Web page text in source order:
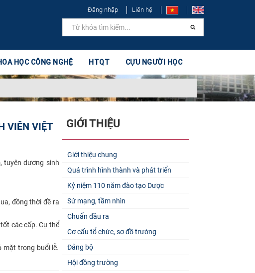
Đăng nhập Liên hệ
HỌC CÔNG NGHỆ HTQT CỰU NGƯỜI HỌC
VIÊN VIỆT
tuyên dương sinh
đồng thời đề ra
các cấp. Cụ thể
mặt trong buổi lễ.
GIỚI THIỆU
Giới thiệu chung
Quá trình hình thành và phát triển
Kỷ niệm 110 năm đào tạo Dược
Sứ mạng, tầm nhìn
Chuẩn đầu ra
Cơ cấu tổ chức, sơ đồ trường
Đảng bộ
Hội đồng trường